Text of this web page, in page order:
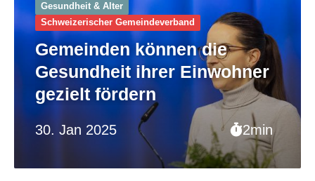
30. Jan 2025 2min
Gesundheit & Alter
Schweizerischer Gemeinde­verband
Gemeinden können die
Gesundheit ihrer Einwohner
gezielt fördern